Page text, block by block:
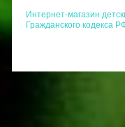
Интернет-магазин
Гражданского кодекса